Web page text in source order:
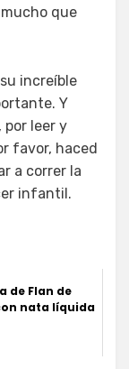
que
increíble
Y
por leer y
favor, haced
a correr la
infantil.
de Flan de
nata líquida